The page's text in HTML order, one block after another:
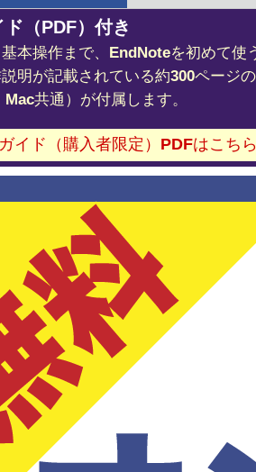
（PDF）付き
本操作まで、EndNoteを初めて使
明が記載されている約300ページ
共通）が付属します。
イド（購入者限定）PDFはこち